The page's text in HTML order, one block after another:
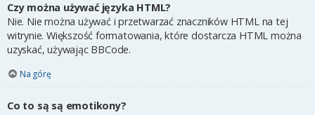
Czy można używać języka HTML?
Nie. Nie można używać i przetwarzać znaczników HTML na tej
witrynie. Większość formatowania, które dostarcza HTML można
uzyskać, używając BBCode.
Na górę
Co to są są emotikony?